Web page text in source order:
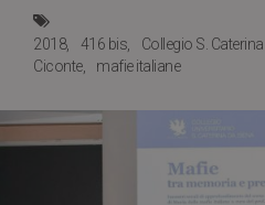
2018 416 bis Collegio S.
Ciconte
mafie italiane